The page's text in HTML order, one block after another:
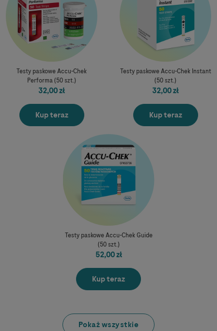
Testy paskowe Accu-Chek
Performa (50 szt.)
32,00 zł
Kup teraz
Testy paskowe Accu-Chek Instant
(50 szt.)
32,00 zł
Kup teraz
Testy paskowe Accu-Chek Guide
(50 szt.)
52,00 zł
Kup teraz
Pokaż wszystkie